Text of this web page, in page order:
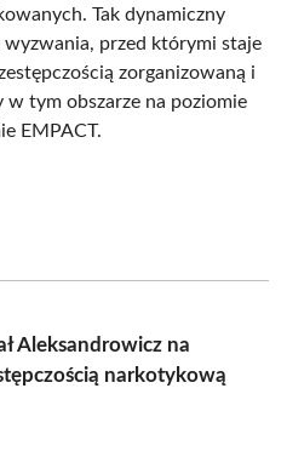
Tak dynamiczny
przed którymi staje
zorganizowaną i
w tym obszarze na poziomie
EMPACT.
Aleksandrowicz na
narkotykową